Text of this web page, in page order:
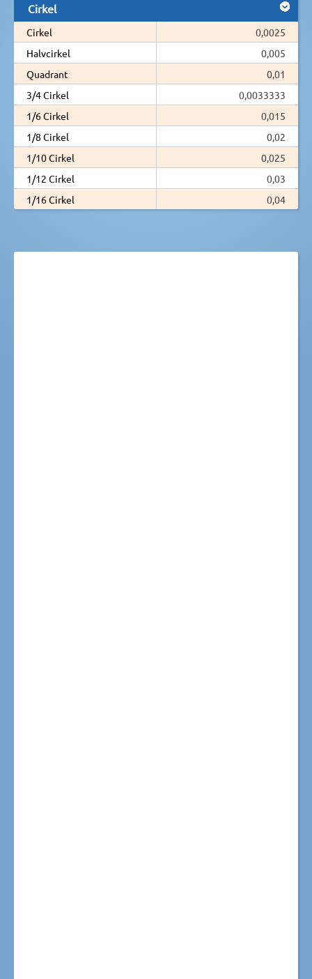
Cirkel
Cirkel
0,0025
Halvcirkel
0,005
Quadrant
0,01
3/4 Cirkel
0,0033333
1/6 Cirkel
0,015
1/8 Cirkel
0,02
1/10 Cirkel
0,025
1/12 Cirkel
0,03
1/16 Cirkel
0,04